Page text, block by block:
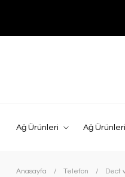
Ağ Ürünleri Ağ Ürünleri
Anasayfa Telefon Dect